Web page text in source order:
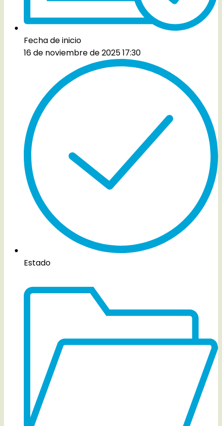
Fecha de inicio
16 de noviembre de 2025 17:30
Estado